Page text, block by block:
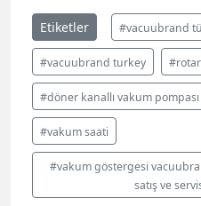
Etiketler #vacuubrand
#vacuubrand turkey
#döner kanallı vakum pompası
#vakum saati
#vakum göstergesi
satış ve